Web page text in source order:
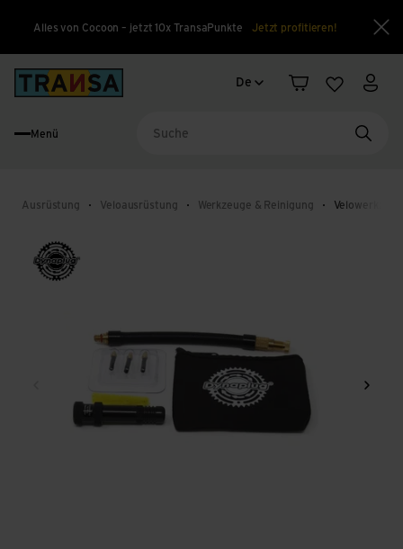
Alles von Cocoon – jetzt 10x TransaPunkte Jetzt profitieren!
Sprachwechsel
De
Warenkorb
Merkliste
Menü
Ausrüstung Veloausrüstung Werkzeuge & Reinigung
Zurück